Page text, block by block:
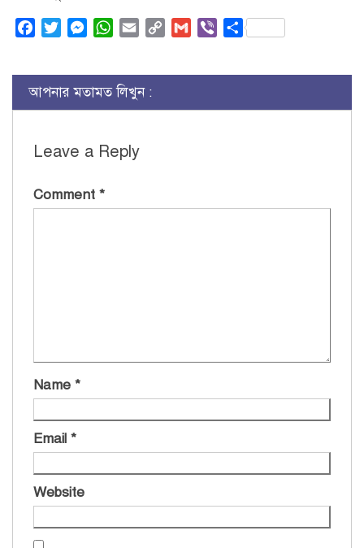
FacebookTwitterMessenger
WhatsApp
Email
Copy
Gmail ViberShare
আপনার মতামত লিখুন :
Leave a Reply
Comment *
Name *
Email *
Website